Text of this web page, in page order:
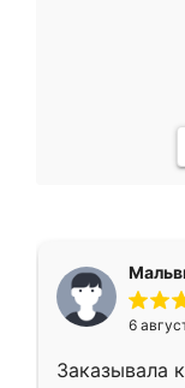
6
Заказывала